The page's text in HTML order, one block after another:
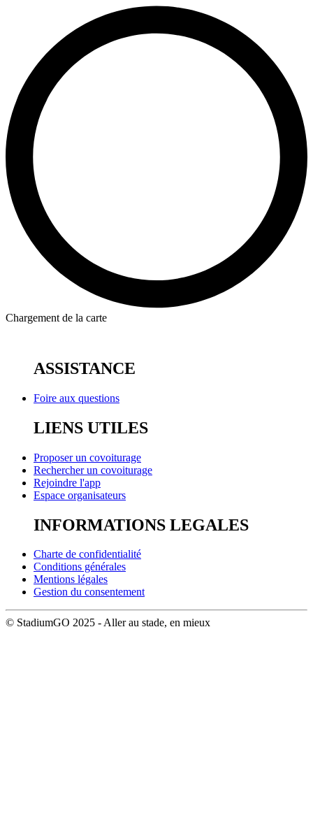
Chargement de la carte
ASSISTANCE
Foire aux questions
LIENS UTILES
Proposer un covoiturage
Rechercher un covoiturage
Rejoindre l'app
Espace organisateurs
INFORMATIONS LEGALES
Charte de confidentialité
Conditions générales
Mentions légales
Gestion du consentement
© StadiumGO 2025 - Aller au stade, en mieux